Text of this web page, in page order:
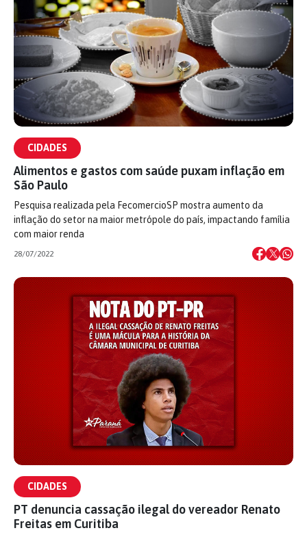
CIDADES
Alimentos e gastos com saúde puxam inflação em
São Paulo
Pesquisa realizada pela FecomercioSP mostra aumento da
inflação do setor na maior metrópole do país, impactando família
com maior renda
28/07/2022
CIDADES
PT denuncia cassação ilegal do vereador Renato
Freitas em Curitiba